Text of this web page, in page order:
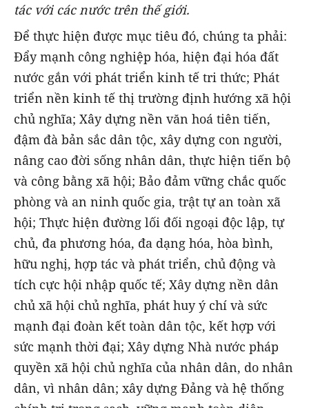
tác với các nước trên thế giới.
Để thực hiện được mục tiêu đó, chúng ta phải:
Đẩy mạnh công nghiệp hóa, hiện đại hóa đất
nước gắn với phát triển kinh tế tri thức; Phát
triển nền kinh tế thị trường định hướng xã hội
chủ nghĩa; Xây dựng nền văn hoá tiên tiến,
đậm đà bản sắc dân tộc, xây dựng con người,
nâng cao đời sống nhân dân, thực hiện tiến bộ
và công bằng xã hội; Bảo đảm vững chắc quốc
phòng và an ninh quốc gia, trật tự an toàn xã
hội; Thực hiện đường lối đối ngoại độc lập, tự
chủ, đa phương hóa, đa dạng hóa, hòa bình,
hữu nghị, hợp tác và phát triển, chủ động và
tích cực hội nhập quốc tế; Xây dựng nền dân
chủ xã hội chủ nghĩa, phát huy ý chí và sức
mạnh đại đoàn kết toàn dân tộc, kết hợp với
sức mạnh thời đại; Xây dựng Nhà nước pháp
quyền xã hội chủ nghĩa của nhân dân, do nhân
dân, vì nhân dân; xây dựng Đảng và hệ thống